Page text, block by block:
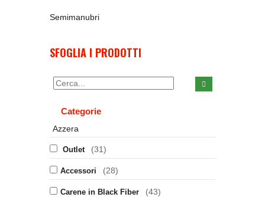
Semimanubri
SFOGLIA I PRODOTTI
Categorie
Azzera
Outlet (31)
Accessori (28)
Carene in Black Fiber (43)